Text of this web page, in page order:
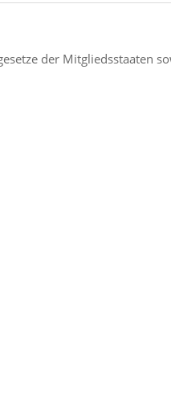
der Mitgliedsstaaten